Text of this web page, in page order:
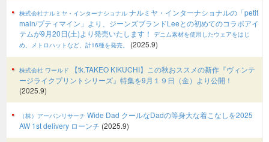
株式会社ナルミヤ・インターナショナル ナルミヤ・インターナショナルの「petit
main/プティマイン」より、ジーンズブランドLeeとの初めてのコラボアイ
テムが9月20日(土)より発売いたします！ デニム素材を使用したウェアをはじ
め、メトロハットなど、計16種を発売。
(2025.9)
株式会社 ワールド
【tk.TAKEO KIKUCHI】この秋おススメの新作『ヴィンテ
ージライクプリントシリーズ』特集を9月１９日（金）より公開！
(2025.9)
（株）アーバンリサーチ Wide Dad クールなDadの等身大な着こなしを2025
AW 1st delivery ローンチ (2025.9)